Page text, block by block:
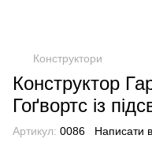
Конструктори
Конструктор
Гоґвортс із
Артикул: 0086 Написати